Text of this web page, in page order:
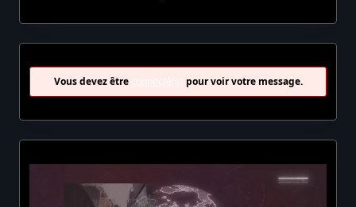
Vous devez être pour voir votre message.